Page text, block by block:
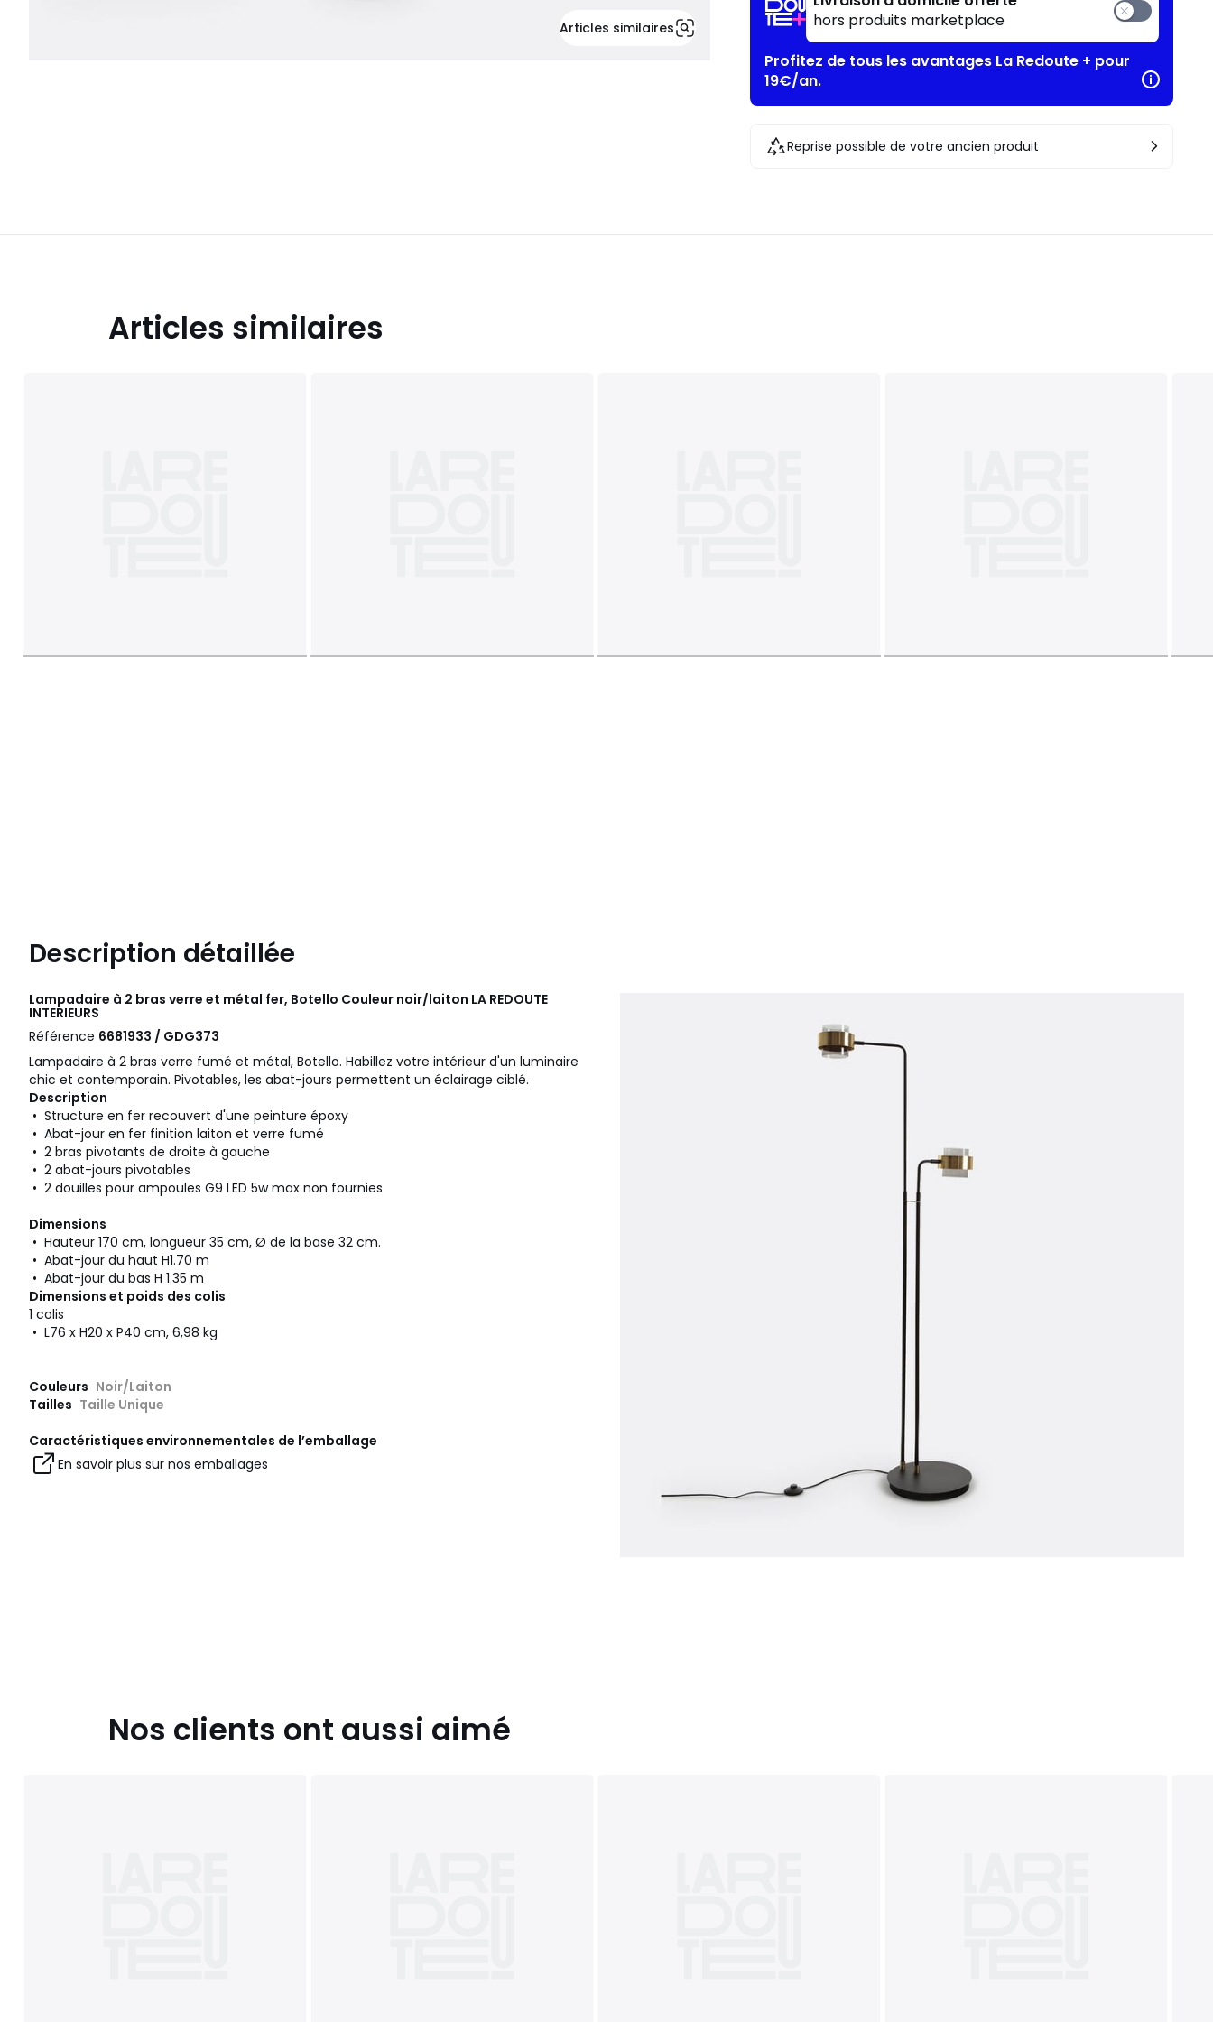
Articles similaires
hors produits marketplace
Profitez de tous les avantages La Redoute + pour
19€/an.
Reprise possible de votre ancien produit
Articles similaires
Description détaillée
Lampadaire à 2 bras verre et métal fer, Botello Couleur noir/laiton LA REDOUTE
INTERIEURS
Référence 6681933 / GDG373
Lampadaire à 2 bras verre fumé et métal, Botello. Habillez votre intérieur d'un luminaire
chic et contemporain. Pivotables, les abat-jours permettent un éclairage ciblé.
Description
• Structure en fer recouvert d'une peinture époxy
• Abat-jour en fer finition laiton et verre fumé
• 2 bras pivotants de droite à gauche
• 2 abat-jours pivotables
• 2 douilles pour ampoules G9 LED 5w max non fournies
Dimensions
• Hauteur 170 cm, longueur 35 cm, Ø de la base 32 cm.
• Abat-jour du haut H1.70 m
• Abat-jour du bas H 1.35 m
Dimensions et poids des colis
1 colis
• L76 x H20 x P40 cm, 6,98 kg
Couleurs Noir/Laiton
Tailles Taille Unique
Caractéristiques environnementales de l’emballage
En savoir plus sur nos emballages
Nos clients ont aussi aimé